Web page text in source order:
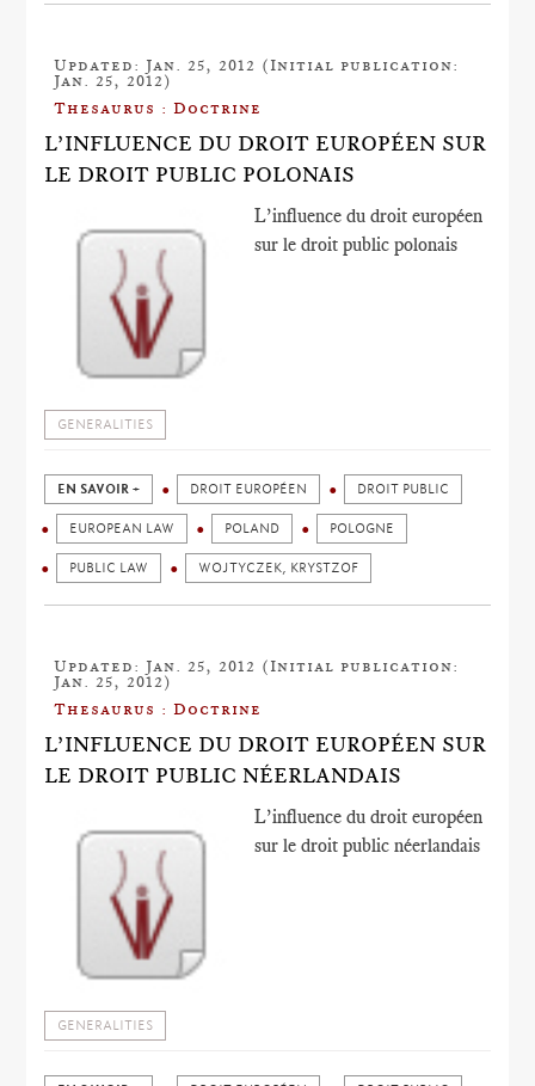
Updated: Jan. 25, 2012 (Initial publication:
Jan. 25, 2012)
Thesaurus : Doctrine
L’INFLUENCE DU DROIT EUROPÉEN SUR
LE DROIT PUBLIC POLONAIS
L’influence du droit européen
sur le droit public polonais
GENERALITIES
EN SAVOIR + DROIT EUROPÉEN DROIT PUBLIC
EUROPEAN LAW POLAND POLOGNE
PUBLIC LAW WOJTYCZEK, KRYSTZOF
Updated: Jan. 25, 2012 (Initial publication:
Jan. 25, 2012)
Thesaurus : Doctrine
L’INFLUENCE DU DROIT EUROPÉEN SUR
LE DROIT PUBLIC NÉERLANDAIS
L’influence du droit européen
sur le droit public néerlandais
GENERALITIES